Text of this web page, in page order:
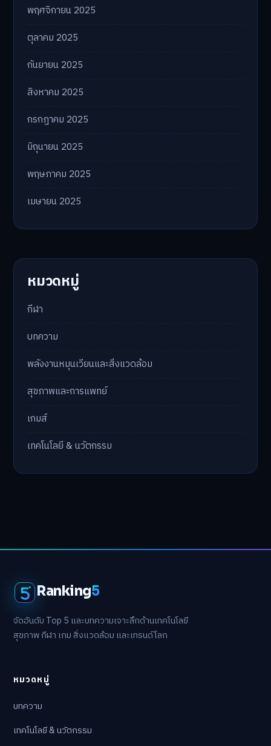
พฤศจิกายน 2025
ตุลาคม 2025
กันยายน 2025
สิงหาคม 2025
กรกฎาคม 2025
มิถุนายน 2025
พฤษภาคม 2025
เมษายน 2025
หมวดหมู่
กีฬา
บทความ
พลังงานหมุนเวียนและสิ่งแวดล้อม
สุขภาพและการแพทย์
เกมส์
เทคโนโลยี & นวัตกรรม
Ranking5
จัดอันดับ Top 5 และบทความเจาะลึกด้านเทคโนโลยี
สุขภาพ กีฬา เกม สิ่งแวดล้อม และเทรนด์โลก
หมวดหมู่
บทความ
เทคโนโลยี & นวัตกรรม